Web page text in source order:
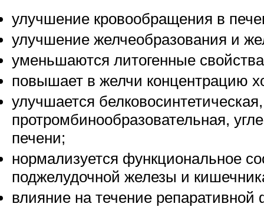
улучшение кровообращения в
улучшение желчеобразования и
уменьшаются литогенные
повышает в желчи концентрацию
улучшается белковосинтетическая,
протромбинообразовательная,
печени;
нормализуется функциональное
поджелудочной железы и
влияние на течение репаративной